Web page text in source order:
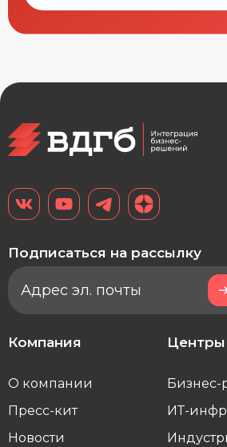
Подписаться на рассылку
Компания
О компании
Пресс-кит
Новости
ИТ-